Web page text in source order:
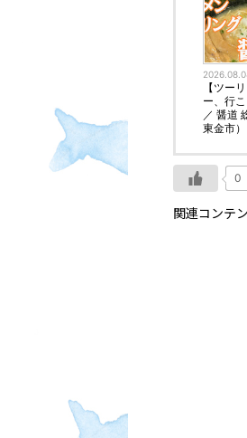
【ツー
ー、行
／ 醤道
東金市）
0
関連コンテ